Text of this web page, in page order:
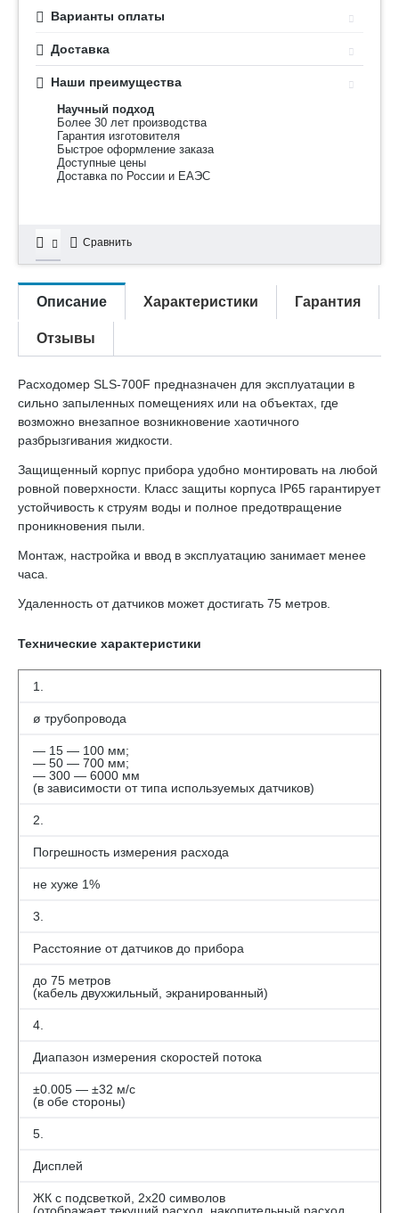
Варианты оплаты
Доставка
Наши преимущества
Научный подход
Более 30 лет производства
Гарантия изготовителя
Быстрое оформление заказа
Доступные цены
Доставка по России и ЕАЭС
Сравнить
Описание Характеристики Гарантия
Отзывы
Расходомер SLS-700F предназначен для эксплуатации в
сильно запыленных помещениях или на объектах, где
возможно внезапное возникновение хаотичного
разбрызгивания жидкости.
Защищенный корпус прибора удобно монтировать на любой
ровной поверхности. Класс защиты корпуса IP65 гарантирует
устойчивость к струям воды и полное предотвращение
проникновения пыли.
Монтаж, настройка и ввод в эксплуатацию занимает менее
часа.
Удаленность от датчиков может достигать 75 метров.
Технические характеристики
1.
ø трубопровода
— 15 — 100 мм;
— 50 — 700 мм;
— 300 — 6000 мм
(в зависимости от типа используемых датчиков)
2.
Погрешность измерения расхода
не хуже 1%
3.
Расстояние от датчиков до прибора
до 75 метров
(кабель двухжильный, экранированный)
4.
Диапазон измерения скоростей потока
±0.005 — ±32 м/с
(в обе стороны)
5.
Дисплей
ЖК с подсветкой, 2х20 символов
(отображает текущий расход, накопительный расход